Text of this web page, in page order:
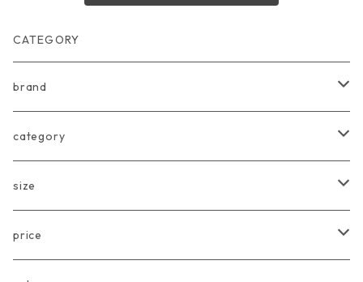
CATEGORY
brand
arkakama
Another Fox
CARLIJNQ
category
tops
bottoms
size
Baby
price